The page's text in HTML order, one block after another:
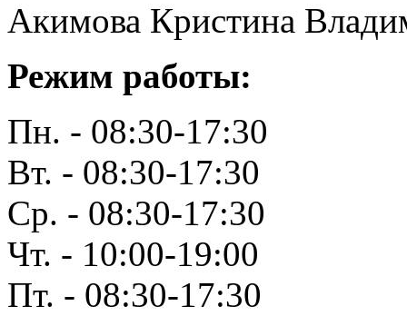
Акимова Кристина
Режим работы:
Пн. - 08:30-17:30
Вт. - 08:30-17:30
Ср. - 08:30-17:30
Чт. - 10:00-19:00
Пт. - 08:30-17:30